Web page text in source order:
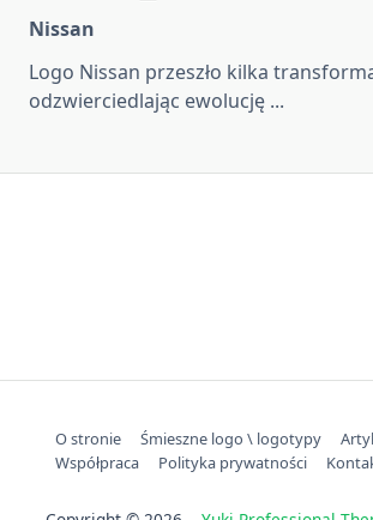
Nissan
Logo Nissan przeszło kilka
odzwierciedlając ewolucję ...
O stronie Śmieszne logo \ logotypy
Współpraca
Polityka prywatności